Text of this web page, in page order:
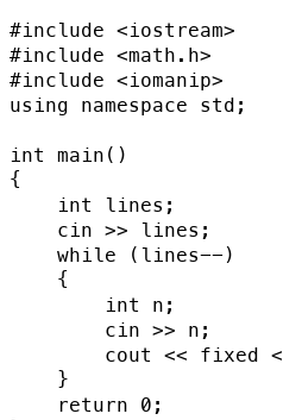
#include <iostream>
#include <math.h>
#include <iomanip>
using namespace std;
int main()
{
    int lines;
    cin >> lines;
    while (lines--)
    {
        int n;
        cin >> n;
cout << fixed
    }
    return 0;